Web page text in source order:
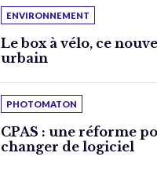
ENVIRONNEMENT
Le box à vélo, ce
urbain
PHOTOMATON
CPAS : une réforme
changer de logiciel